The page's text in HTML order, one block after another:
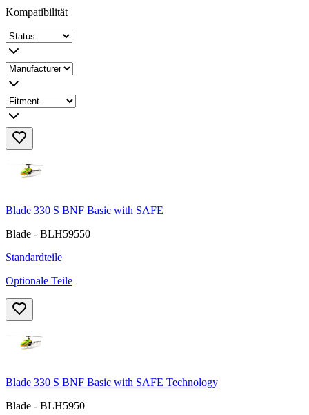
Kompatibilität
Blade 330 S BNF Basic with SAFE
Blade - BLH59550
Standardteile
Optionale Teile
Blade 330 S BNF Basic with SAFE Technology
Blade - BLH5950